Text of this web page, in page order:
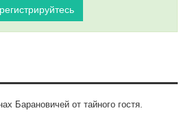
Барановичей от тайного гостя.